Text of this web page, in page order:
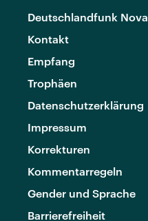
Deutschlandfunk Nova
Kontakt
Empfang
Trophäen
Datenschutzerklärung
Impressum
Korrekturen
Kommentarregeln
Gender und Sprache
Barrierefreiheit